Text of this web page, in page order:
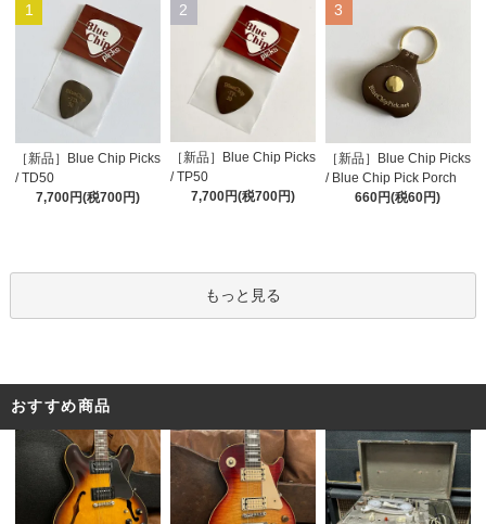
1
［新品］Blue Chip Picks
/ TD50
7,700円(税700円)
2
［新品］Blue Chip Picks
/ TP50
7,700円(税700円)
3
［新品］Blue Chip Picks
/ Blue Chip Pick Porch
660円(税60円)
もっと見る
おすすめ商品